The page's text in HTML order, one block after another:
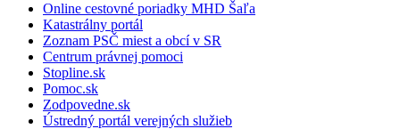
Online cestovné poriadky MHD Šaľa
Katastrálny portál
Zoznam PSČ miest a obcí v SR
Centrum právnej pomoci
Stopline.sk
Pomoc.sk
Zodpovedne.sk
Ústredný portál verejných služieb